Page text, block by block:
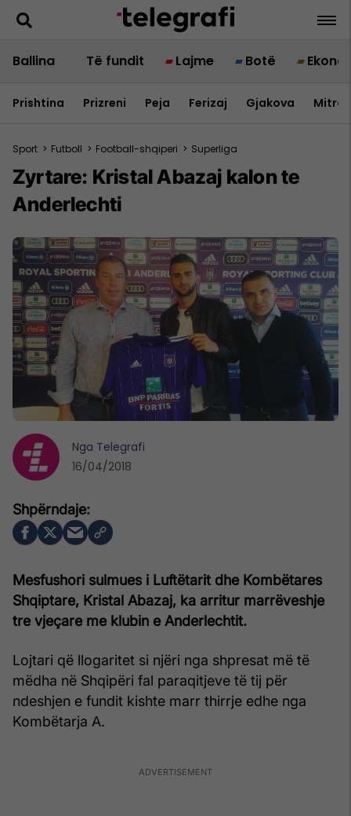
Ballina Të fundit Lajme Botë
Prishtina Prizreni Peja Ferizaj Gjakova
Sport > Futboll > Football-shqiperi > Superliga
Zyrtare: Kristal Abazaj kalon te
Anderlechti
Mesfushori sulmues i Luftëtarit dhe Kombëtares
Shqiptare, Kristal Abazaj, ka arritur marrëveshje
tre vjeçare me klubin e Anderlechtit.
Lojtari që llogaritet si njëri nga shpresat më të
mëdha në Shqipëri fal paraqitjeve të tij për
ndeshjen e fundit kishte marr thirrje edhe nga
Kombëtarja A.
Nga Telegrafi
16/04/2018